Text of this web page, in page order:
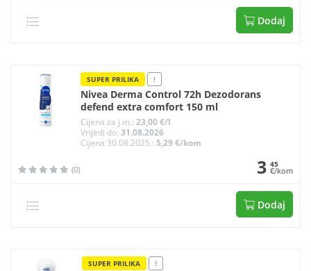
Dodaj
SUPER PRILIKA !
Nivea Derma Control 72h Dezodorans
defend extra comfort 150 ml
Cijena za j.m.: 23,00 €/l
Vrijedi do: 31.08.2026
Cijena 30.08.2025.: 5,29 €/kom
(0) 3 45
€/kom
Dodaj
SUPER PRILIKA !